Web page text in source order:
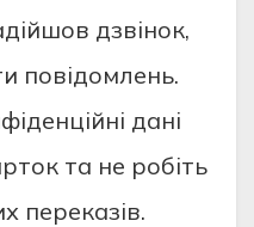
дзвінок,
повідомлень.
дані
та не робіть
переказів.